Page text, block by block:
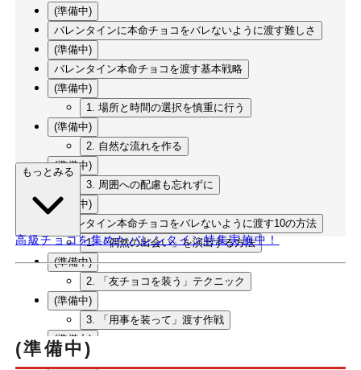
(準備中)
バレンタインに本命チョコをバレないように渡す難しさ
(準備中)
バレンタイン本命チョコを渡す基本戦略
(準備中)
1. 場所と時間の選択を慎重に行う
(準備中)
2. 自然な流れを作る
(準備中)
3. 周囲への配慮も忘れずに
(準備中)
バレンタイン本命チョコをバレないように渡す10の方法
1. 「偶然の出会い」を演出する方法
(準備中)
2. 「友チョコを装う」テクニック
(準備中)
3. 「用事を装って」渡す作戦
(準備中)
4. 「メッセージアプリで前振り」してから渡す方法
もっとみる
高級チョコを集めたバレンタイン特集実施中！
(準備中)